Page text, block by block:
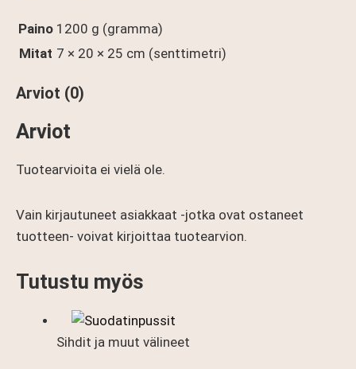
Paino 1200 g (gramma)
Mitat 7 × 20 × 25 cm (senttimetri)
Arviot (0)
Arviot
Tuotearvioita ei vielä ole.
Vain kirjautuneet asiakkaat -jotka ovat ostaneet
tuotteen- voivat kirjoittaa tuotearvion.
Tutustu myös
Sihdit ja muut välineet